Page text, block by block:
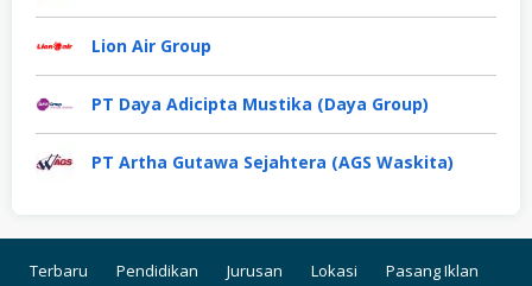
Lion Air Group
PT Daya Adicipta Mustika (Daya Group)
PT Artha Gutawa Sejahtera (AGS Waskita)
Terbaru Pendidikan Jurusan Lokasi
Pasang Iklan